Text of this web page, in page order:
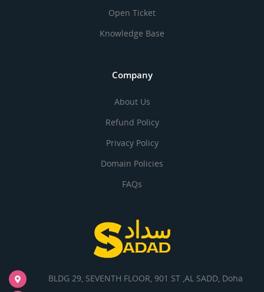
Open Ticket
Knowledge Base
Company
About Us
Refund Policy
Privacy Policy
Domain Policies
FAQs
BLDG 29, SEVENTH FLOOR, 901 ST ,AL SADD, Doha